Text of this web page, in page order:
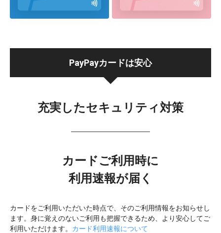
PayPayカードは安心
充実したセキュリティ対策
カードご利用時に
利用速報が届く
カードをご利用いただいた時点で、そのご利用情報をお知らせし
ます。身に覚えのないご利用も把握できるため、より安心してご
利用いただけます。 カード利用速報について